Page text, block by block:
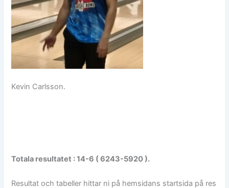
Kevin Carlsson.
Totala resultatet : 14-6 ( 6243-5920 ).
Resultat och tabeller hittar ni på hemsidans startsida på res